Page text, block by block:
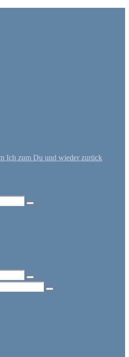
Ich zum Du und wieder zurück
Suchen …
Suchen …
Suchen …